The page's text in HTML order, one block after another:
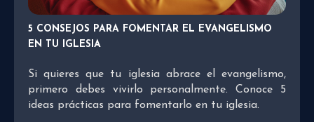
5 CONSEJOS PARA FOMENTAR EL EVANGELISMO
EN TU IGLESIA
Si quieres que tu iglesia abrace el evangelismo,
primero debes vivirlo personalmente. Conoce 5
ideas prácticas para fomentarlo en tu iglesia.